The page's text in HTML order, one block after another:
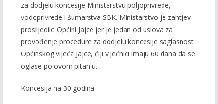
za dodjelu koncesije Ministarstvu poljoprivrede,
vodoprivrede i šumarstva SBK. Ministarstvo je zahtjev
proslijedilo Općini Jajce jer je jedan od uslova za
provođenje procedure za dodjelu koncesije saglasnost
Općinskog vijeća Jajce, čiji vijećnici imaju 60 dana da se
oglase po ovom pitanju.
Koncesija na 30 godina